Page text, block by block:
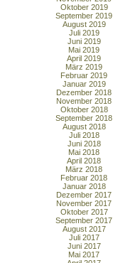
Oktober 2019
September 2019
August 2019
Juli 2019
Juni 2019
Mai 2019
April 2019
März 2019
Februar 2019
Januar 2019
Dezember 2018
November 2018
Oktober 2018
September 2018
August 2018
Juli 2018
Juni 2018
Mai 2018
April 2018
März 2018
Februar 2018
Januar 2018
Dezember 2017
November 2017
Oktober 2017
September 2017
August 2017
Juli 2017
Juni 2017
Mai 2017